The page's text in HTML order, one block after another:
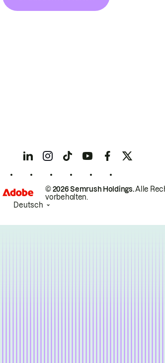
© 2026 Semrush Holdings.Alle
vorbehalten.
Deutsch